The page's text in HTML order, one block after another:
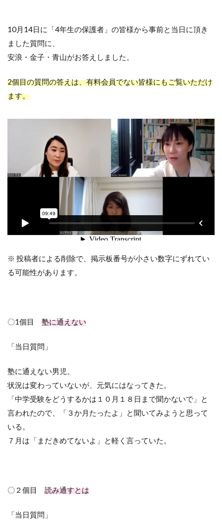
10月14日に「4年生の保護者」の皆様から事前と当日に頂き
ました質問に、
安浪・金子・青山がお答えしました。
2個目の質問の答えは、有料会員でない皆様にもご覧いただけ
ます。
※ 投稿者による削除で、掲示板番号が小さい数字にずれてい
る可能性があります。
〇1個目 塾に通えない
「当日質問」
塾に通えない男児。
状況は変わっていないが、元気にはなってきた。
「中学受験をどうするかは１０月１８日まで聞かないで」と
言われたので、「３か月たったよ」と聞いてみようと思って
いる。
７月は「まだきめてないよ」と軽く言っていた。
〇２個目 読み通すとは
「当日質問」